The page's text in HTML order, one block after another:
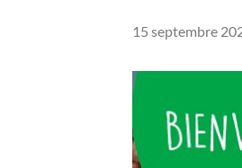
15 septembre